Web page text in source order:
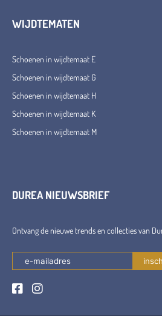
WIJDTEMATEN
Schoenen in wijdtemaat E
Schoenen in wijdtemaat G
Schoenen in wijdtemaat H
Schoenen in wijdtemaat K
Schoenen in wijdtemaat M
DUREA NIEUWSBRIEF
Ontvang de nieuwe trends en collecties van